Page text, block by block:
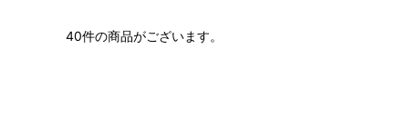
40件の商品がございます。